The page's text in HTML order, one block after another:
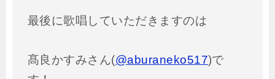
最後に歌唱していただきますのは
髙良かすみさん(@aburaneko517)で